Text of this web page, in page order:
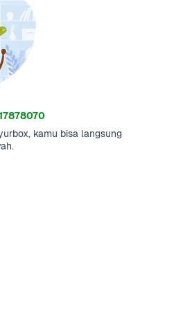
kamu bisa langsung